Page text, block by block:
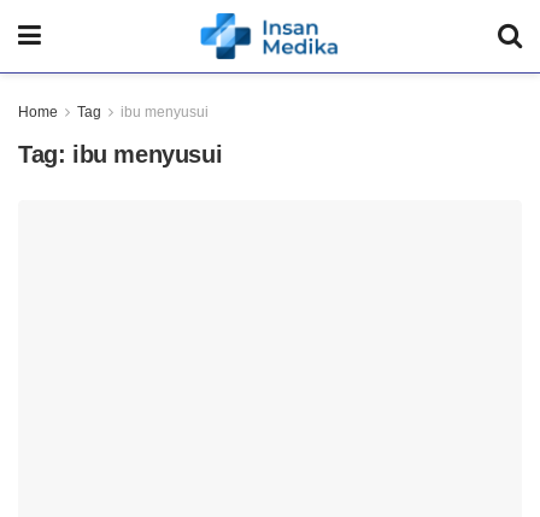
Home Tag ibu menyusui
Tag: ibu menyusui